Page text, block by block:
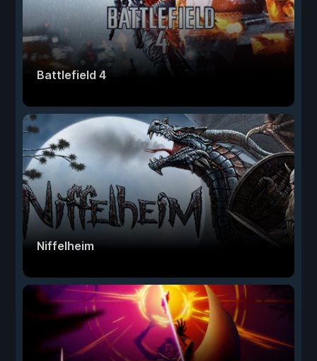
Battlefield 4
Niffelheim